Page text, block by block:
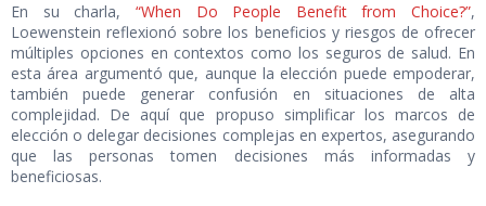
En su charla, “When Do People Benefit from Choice?”,
Loewenstein reflexionó sobre los beneficios y riesgos de ofrecer
múltiples opciones en contextos como los seguros de salud. En
esta área argumentó que, aunque la elección puede empoderar,
también puede generar confusión en situaciones de alta
complejidad. De aquí que propuso simplificar los marcos de
elección o delegar decisiones complejas en expertos, asegurando
que las personas tomen decisiones más informadas y
beneficiosas.